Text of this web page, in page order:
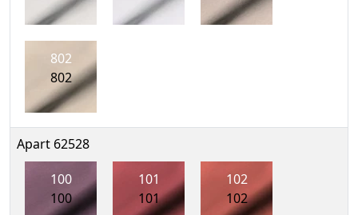
802
802
Apart 62528
100
100
101
101
102
102